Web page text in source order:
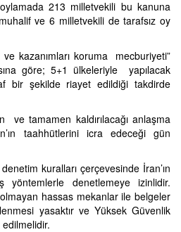
oylamada 213 milletvekili bu kanuna
ve 6 milletvekili de tarafsız oy
kazanımları koruma mecburiyeti”
göre; 5+1 ülkeleriyle yapılacak
bir şekilde riayet edildiği takdirde
tamamen kaldırılacağı anlaşma
taahhütlerini icra edeceği gün
kuralları çerçevesinde İran’ın
yöntemlerle denetlemeye izinlidir.
hassas mekanlar ile belgeler
yasaktır ve Yüksek Güvenlik